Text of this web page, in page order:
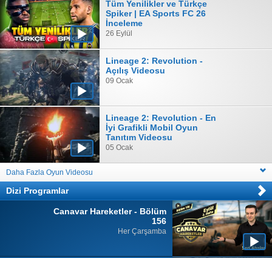
Tüm Yenilikler ve Türkçe
Spiker | EA Sports FC 26
İnceleme
26 Eylül
Lineage 2: Revolution -
Açılış Videosu
09 Ocak
Lineage 2: Revolution - En
İyi Grafikli Mobil Oyun
Tanıtım Videosu
05 Ocak
Daha Fazla Oyun Videosu
Dizi Programlar
Canavar Hareketler - Bölüm
156
Her Çarşamba